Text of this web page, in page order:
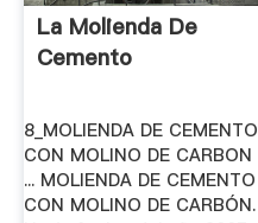
La Molienda De
Cemento
8_MOLIENDA DE CEMENTO
CON MOLINO DE CARBON
... MOLIENDA DE CEMENTO
CON MOLINO DE CARBÓN.